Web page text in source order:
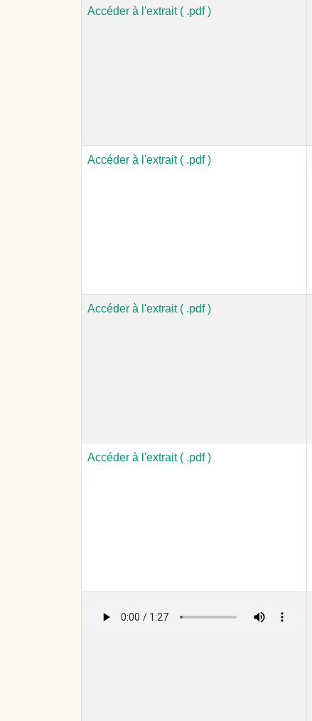
Accéder à l'extrait ( .pdf )
Accéder à l'extrait ( .pdf )
Accéder à l'extrait ( .pdf )
Accéder à l'extrait ( .pdf )